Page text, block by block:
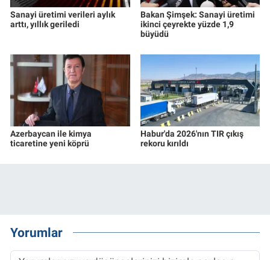
Sanayi üretimi verileri aylık
arttı, yıllık geriledi
Bakan Şimşek: Sanayi üretimi
ikinci çeyrekte yüzde 1,9
büyüdü
Azerbaycan ile kimya
ticaretine yeni köprü
Habur'da 2026'nın TIR çıkış
rekoru kırıldı
Yorumlar